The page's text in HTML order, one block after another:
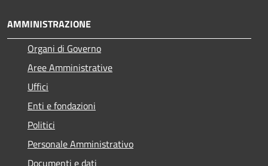
AMMINISTRAZIONE
Organi di Governo
Aree Amministrative
Uffici
Enti e fondazioni
Politici
Personale Amministrativo
Documenti e dati